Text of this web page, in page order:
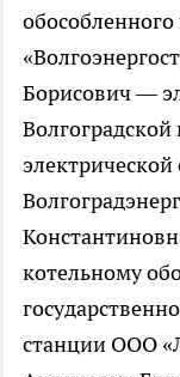
Борисович —
котельному
станции ООО